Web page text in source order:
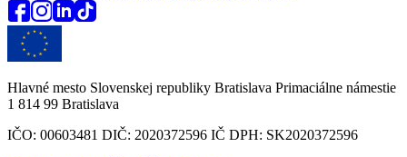
Hlavné mesto Slovenskej republiky Bratislava Primaciálne námestie
1 814 99 Bratislava
IČO: 00603481 DIČ: 2020372596 IČ DPH: SK2020372596